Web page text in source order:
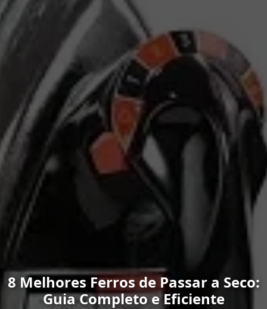
8 Melhores Ferros de Passar a Seco:
Guia Completo e Eficiente